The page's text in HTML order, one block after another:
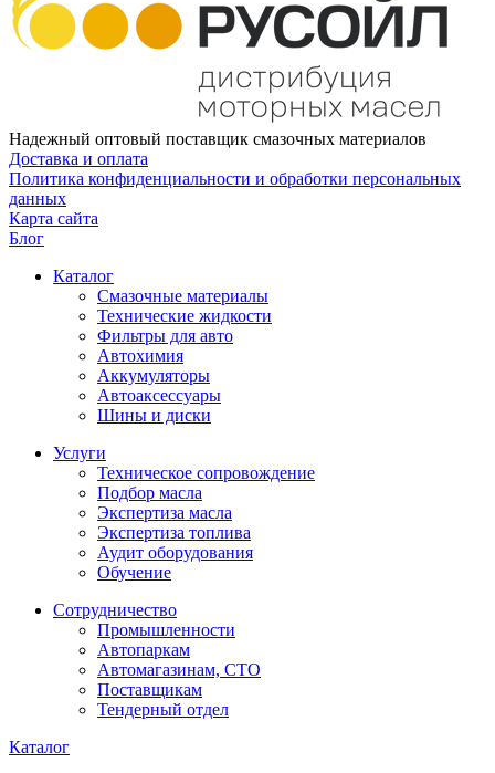
Надежный оптовый поставщик смазочных материалов
Доставка и оплата
Политика конфиденциальности и обработки персональных
данных
Карта сайта
Блог
Каталог
Смазочные материалы
Технические жидкости
Фильтры для авто
Автохимия
Аккумуляторы
Автоаксессуары
Шины и диски
Услуги
Техническое сопровождение
Подбор масла
Экспертиза масла
Экспертиза топлива
Аудит оборудования
Обучение
Сотрудничество
Промышленности
Автопаркам
Автомагазинам, СТО
Поставщикам
Тендерный отдел
Каталог